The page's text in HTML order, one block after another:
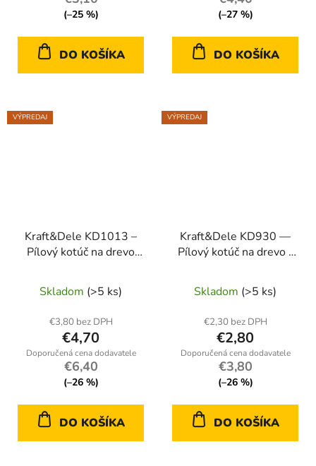
(–25 %)
DO KOŠÍKA
(–27 %)
DO KOŠÍKA
VÝPREDAJ
Kraft&Dele KD1013 –
Pílový kotúč na drevo
(Widia)
Skladom (>5 ks)
€3,80 bez DPH
€4,70
€6,40
(–26 %)
DO KOŠÍKA
VÝPREDAJ
Kraft&Dele KD930 —
Pílový kotúč na drevo z
zubov
Skladom (>5 ks)
€2,30 bez DPH
€2,80
€3,80
(–26 %)
DO KOŠÍKA